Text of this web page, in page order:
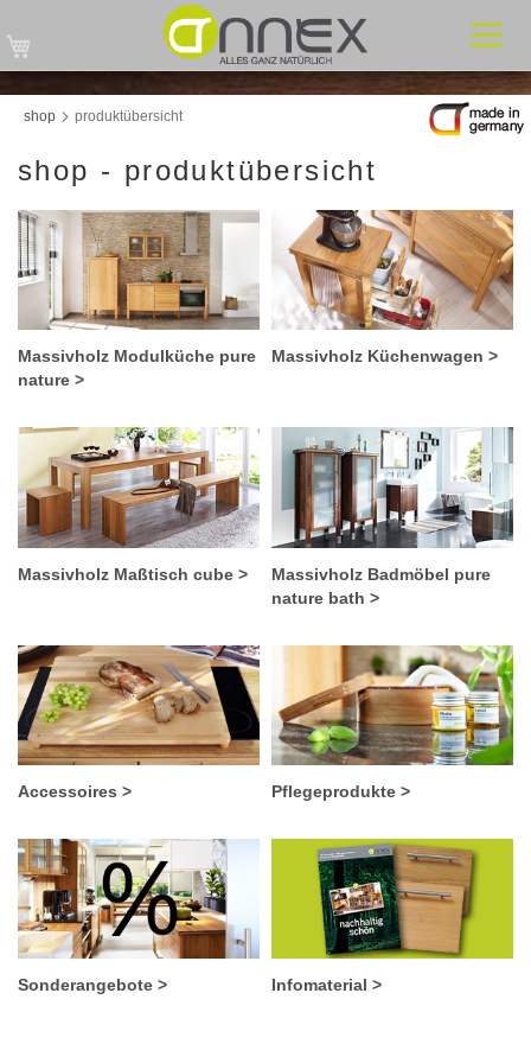
shop produktübersicht
shop - produktübersicht
Massivholz Modulküche pure
nature >
Massivholz Küchenwagen >
Massivholz Maßtisch cube >
Massivholz Badmöbel pure
nature bath >
Accessoires > Pflegeprodukte >
Sonderangebote > Infomaterial >